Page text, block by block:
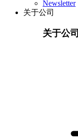
Newsletter
关于公司
关于公司